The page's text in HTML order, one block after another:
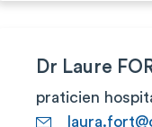
Dr Laure
praticien